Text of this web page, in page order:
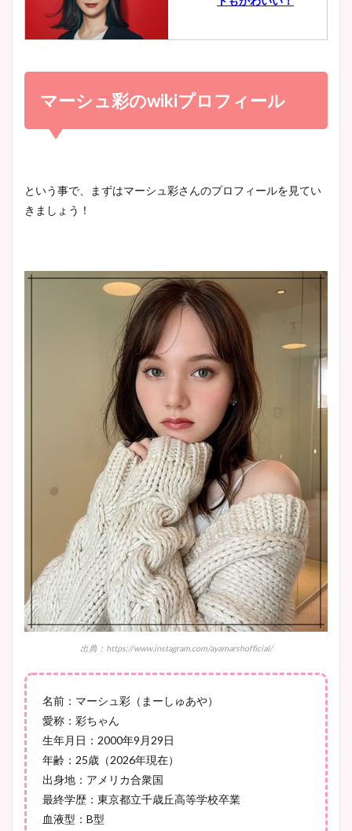
とめ！美脚や水着姿に年齢も
宇賀神メグアナのニット画像
小室瑛莉子のカップ画像まと
め！足が美脚でニット衣装も
かわいい！
清水麻椰アナのかわいい画
大家彩香アナのかわいいカッ
プ画像まとめ！同期や実家に
wikiプロフも！
安藤萌々アナのカップ画像や
ニット衣装まとめ！美足の筋
肉も凄い！
鈴木唯の太ってた時の体重が
ヤバすぎww原因や痩せたダ
イエット方は？昔と現在を画
像比較！
豊島実季アナのカップ画像ま
とめ！美脚や水着姿に年齢も
宇賀神メグアナのニット画像
まとめ！足も美脚でカップも
マーシュ彩のwikiプロフィール
という事で、まずはマーシュ彩さんのプロフィールを見てい
きましょう！
出典：https://www.instagram.com/ayamarshofficial/
名前：マーシュ彩（まーしゅあや）
愛称：彩ちゃん
生年月日：2000年9月29日
年齢：25歳（2026年現在）
出身地：アメリカ合衆国
最終学歴：東京都立千歳丘高等学校卒業
血液型：B型